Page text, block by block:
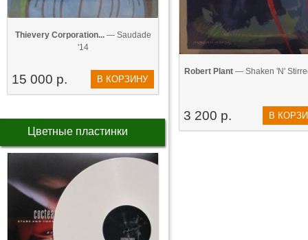
Thievery Corporation...— Saudade
'14
15 000 р. В КОРЗИНУ
Цветные пластинки
Robert Plant — Shaken 'N'
3 200 р. В